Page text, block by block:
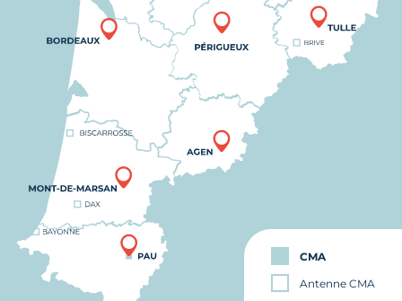
CMA
Antenne CMA